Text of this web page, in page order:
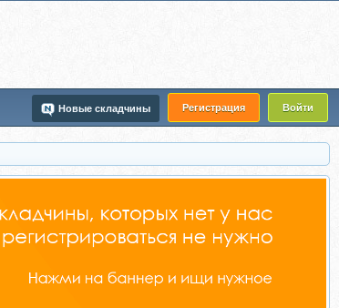
Регистрация Войти
Новые складчины